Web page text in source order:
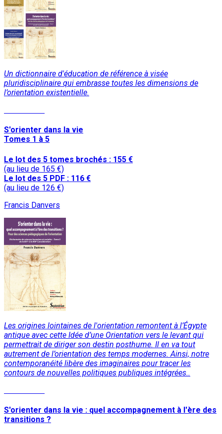
Un dictionnaire d'éducation de référence à visée
pluridisciplinaire qui embrasse toutes les dimensions de
l’orientation existentielle.
S'orienter dans la vie
Tomes 1 à 5
Le lot des 5 tomes brochés : 155 €
(au lieu de 165 €)
Le lot des 5 PDF : 116 €
(au lieu de 126 €)
Francis Danvers
Les origines lointaines de l'orientation remontent à l’Égypte
antique avec cette Idée d’une Orientation vers le levant qui
permettrait de diriger son destin posthume. Il en va tout
autrement de l’orientation des temps modernes. Ainsi, notre
contemporanéité libère des imaginaires pour tracer les
contours de nouvelles politiques publiques intégrées..
S'orienter dans la vie : quel accompagnement à l'ère des
transitions ?